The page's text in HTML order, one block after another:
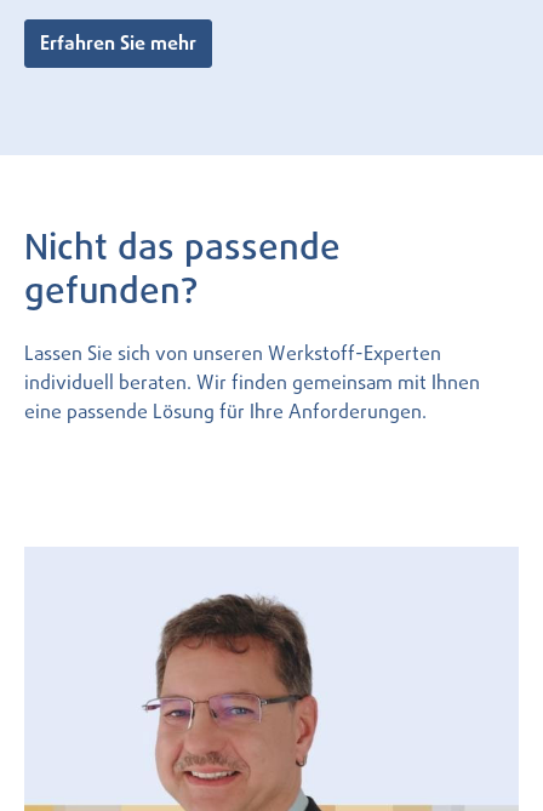
Erfahren Sie mehr
Nicht das passende
gefunden?
Lassen Sie sich von unseren Werkstoff-Experten
individuell beraten. Wir finden gemeinsam mit Ihnen
eine passende Lösung für Ihre Anforderungen.